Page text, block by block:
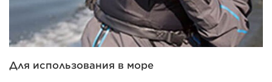
Для использования в море